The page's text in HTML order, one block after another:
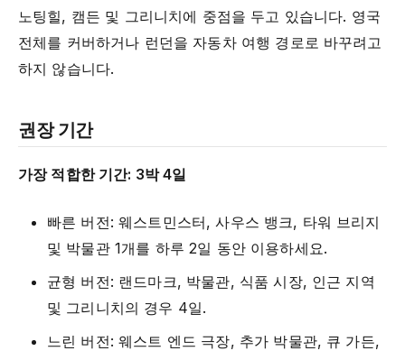
노팅힐, 캠든 및 그리니치에 중점을 두고 있습니다. 영국
전체를 커버하거나 런던을 자동차 여행 경로로 바꾸려고
하지 않습니다.
권장 기간
가장 적합한 기간: 3박 4일
빠른 버전: 웨스트민스터, 사우스 뱅크, 타워 브리지
및 박물관 1개를 하루 2일 동안 이용하세요.
균형 버전: 랜드마크, 박물관, 식품 시장, 인근 지역
및 그리니치의 경우 4일.
느린 버전: 웨스트 엔드 극장, 추가 박물관, 큐 가든,